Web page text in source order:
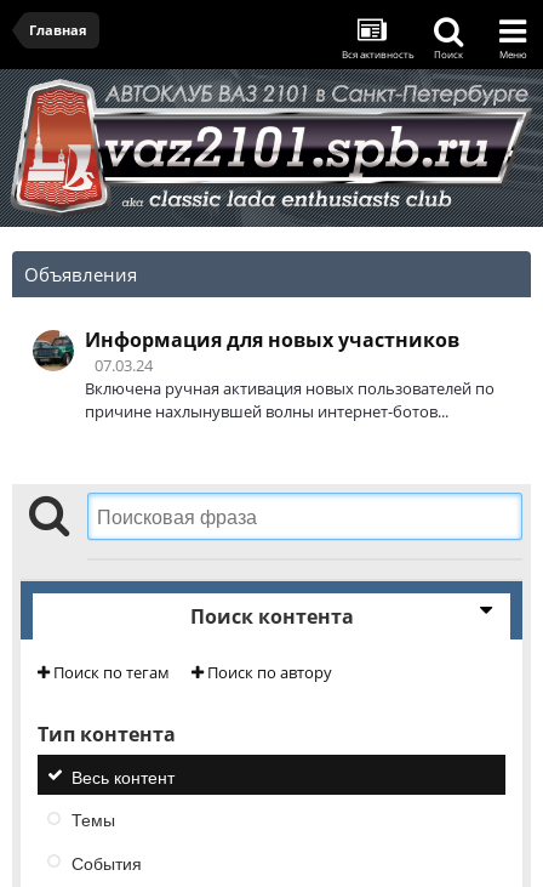
Главная
Вся активность Поиск Меню
Объявления
Информация для новых участников
07.03.24
Включена ручная активация новых пользователей по
причине нахлынувшей волны интернет-ботов...
Поиск контента
Поиск по тегам Поиск по автору
Тип контента
Весь контент
Темы
События